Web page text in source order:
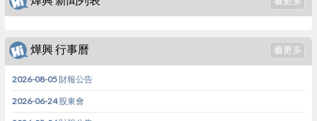
燁興 行事曆
2026-08-05 財報公告
2026-06-24 股東會